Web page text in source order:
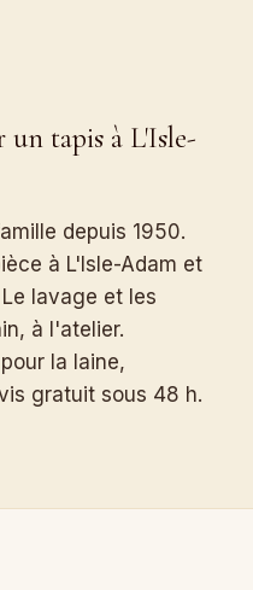
tapis à L'Isle-
depuis 1950.
à L'Isle-Adam et
lavage et les
à l'atelier.
la laine,
gratuit sous 48 h.